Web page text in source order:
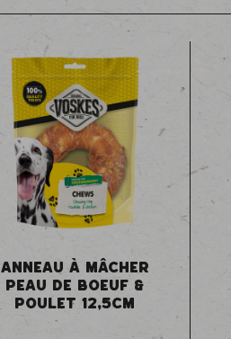
ANNEAU À MÂCHER
PEAU DE BOEUF &
POULET 12,5CM